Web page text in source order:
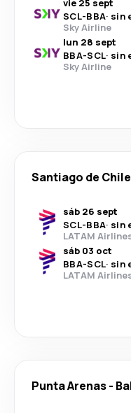
vie 25 sept
SCL-BBA· sin
Sky Airline
lun 28 sept
BBA-SCL· sin
Sky Airline
Santiago de Chile
sáb 26 sept
SCL-BBA· sin
LATAM
sáb 03 oct
BBA-SCL· sin
LATAM
Punta Arenas-